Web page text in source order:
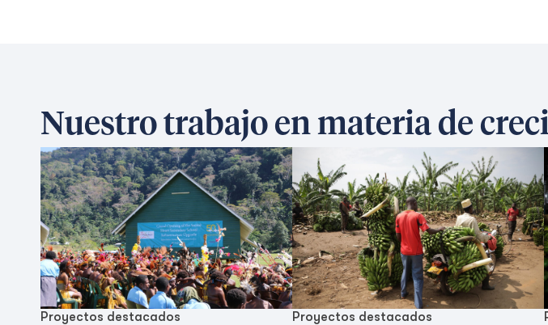
Nuestro trabajo en materia de
Proyectos destacados Proyectos destacados